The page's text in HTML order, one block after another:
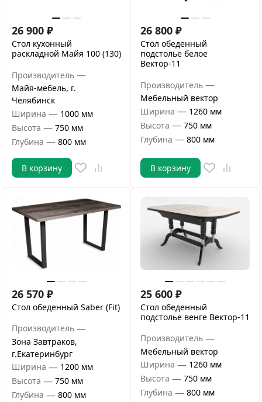
26 900 ₽
Стол кухонный
раскладной Майя 100 (130)
Производитель —
Майя-мебель, г.
Челябинск
Ширина — 1000 мм
Высота — 750 мм
Глубина — 800 мм
В корзину
26 800 ₽
Стол обеденный
подстолье белое
Вектор-11
Производитель —
Мебельный вектор
Ширина — 1260 мм
Высота — 750 мм
Глубина — 800 мм
В корзину
26 570 ₽
Стол обеденный Saber (Fit)
Производитель —
Зона Завтраков,
г.Екатеринбург
Ширина — 1200 мм
Высота — 750 мм
Глубина — 800 мм
25 600 ₽
Стол обеденный
подстолье венге Вектор-11
Производитель —
Мебельный вектор
Ширина — 1260 мм
Высота — 750 мм
Глубина — 800 мм